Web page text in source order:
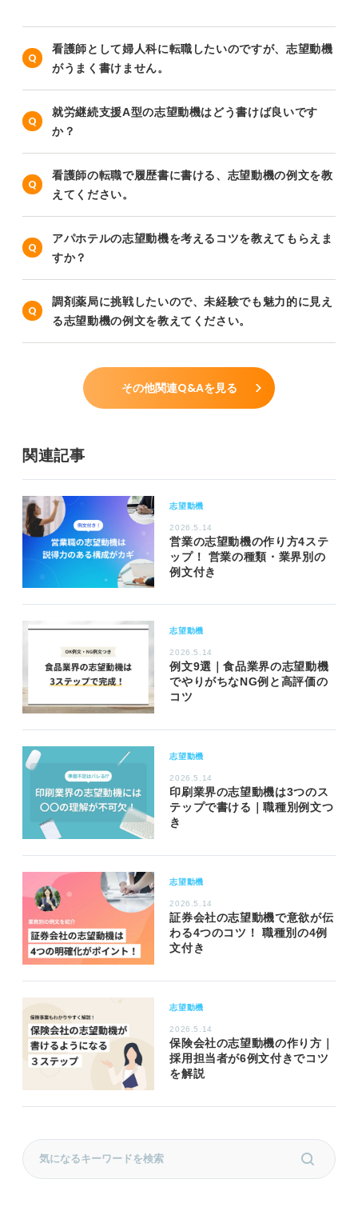
看護師として婦人科に転職したいのですが、志望動機
がうまく書けません。
就労継続支援A型の志望動機はどう書けば良いです
か？
看護師の転職で履歴書に書ける、志望動機の例文を教
えてください。
アパホテルの志望動機を考えるコツを教えてもらえま
すか？
調剤薬局に挑戦したいので、未経験でも魅力的に見え
る志望動機の例文を教えてください。
その他関連Q&Aを見る
関連記事
志望動機
2026.5.14
営業の志望動機の作り方4ステ
ップ！ 営業の種類・業界別の
例文付き
志望動機
2026.5.14
例文9選｜食品業界の志望動機
でやりがちなNG例と高評価の
コツ
志望動機
2026.5.14
印刷業界の志望動機は3つのス
テップで書ける｜職種別例文つ
き
志望動機
2026.5.14
証券会社の志望動機で意欲が伝
わる4つのコツ！ 職種別の4例
文付き
志望動機
2026.5.14
保険会社の志望動機の作り方｜
採用担当者が6例文付きでコツ
を解説